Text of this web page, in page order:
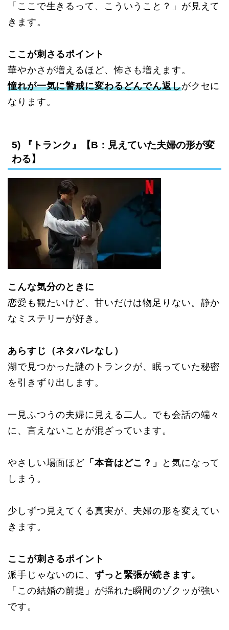
「ここで生きるって、こういうこと？」が見えて
きます。
ここが刺さるポイント
華やかさが増えるほど、怖さも増えます。
憧れが一気に警戒に変わるどんでん返しがクセに
なります。
5) 『トランク』【B：見えていた夫婦の形が変
わる】
こんな気分のときに
恋愛も観たいけど、甘いだけは物足りない。静か
なミステリーが好き。
あらすじ（ネタバレなし）
湖で見つかった謎のトランクが、眠っていた秘密
を引きずり出します。
一見ふつうの夫婦に見える二人。でも会話の端々
に、言えないことが混ざっています。
やさしい場面ほど 「本音はどこ？」
と気になって
しまう。
少しずつ見えてくる真実が、夫婦の形を変えてい
きます。
ここが刺さるポイント
派手じゃないのに、 ずっと緊張が続きます。
「この結婚の前提」が揺れた瞬間のゾクッが強い
です。